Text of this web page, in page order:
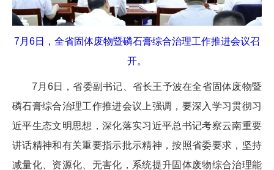
7月6日，全省固体废物暨磷石膏综合治理工作推进会议召
开。
7月6日，省委副书记、省长王予波在全省固体废物暨
磷石膏综合治理工作推进会议上强调，要深入学习贯彻习
近平生态文明思想，深化落实习近平总书记考察云南重要
讲话精神和有关重要指示批示精神，按照省委要求，坚持
减量化、资源化、无害化，系统提升固体废物综合治理能